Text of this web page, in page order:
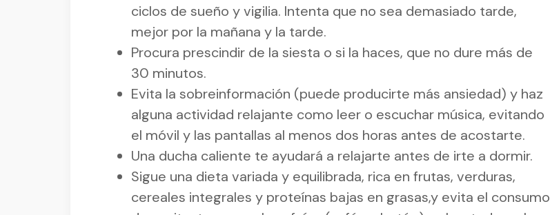
ciclos de sueño y vigilia. Intenta que no sea demasiado tarde,
mejor por la mañana y la tarde.
Procura prescindir de la siesta o si la haces, que no dure más de
30 minutos.
Evita la sobreinformación (puede producirte más ansiedad) y haz
alguna actividad relajante como leer o escuchar música, evitando
el móvil y las pantallas al menos dos horas antes de acostarte.
Una ducha caliente te ayudará a relajarte antes de irte a dormir.
Sigue una dieta variada y equilibrada, rica en frutas, verduras,
cereales integrales y proteínas bajas en grasas,y evita el consumo